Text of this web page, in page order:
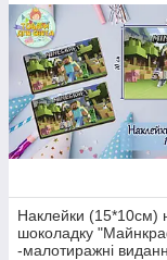
Наклейки (15*10см)
шоколадку
-малотиражні